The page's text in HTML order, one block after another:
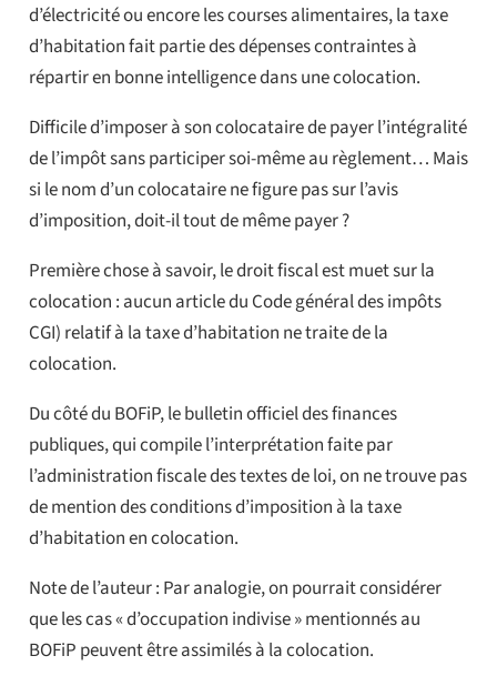
d’électricité ou encore les courses alimentaires, la taxe
d’habitation fait partie des dépenses contraintes à
répartir en bonne intelligence dans une colocation.
Difficile d’imposer à son colocataire de payer l’intégralité
de l’impôt sans participer soi-même au règlement… Mais
si le nom d’un colocataire ne figure pas sur l’avis
d’imposition, doit-il tout de même payer ?
Première chose à savoir, le droit fiscal est muet sur la
colocation : aucun article du Code général des impôts
CGI) relatif à la taxe d’habitation ne traite de la
colocation.
Du côté du BOFiP, le bulletin officiel des finances
publiques, qui compile l’interprétation faite par
l’administration fiscale des textes de loi, on ne trouve pas
de mention des conditions d’imposition à la taxe
d’habitation en colocation.
Note de l’auteur : Par analogie, on pourrait considérer
que les cas « d’occupation indivise » mentionnés au
BOFiP peuvent être assimilés à la colocation.